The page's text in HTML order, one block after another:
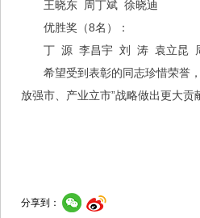
王晓东 周丁斌 徐晓迪
优胜奖（8名）：
丁 源 李昌宇 刘 涛 袁立昆
希望受到表彰的同志珍惜荣誉
放强市、产业立市”战略做出更大贡
分享到：